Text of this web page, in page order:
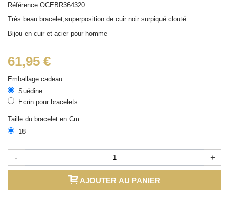
Référence OCEBR364320
Très beau bracelet,superposition de cuir noir surpiqué clouté.
Bijou en cuir et acier pour homme
61,95 €
Emballage cadeau
Suédine
Ecrin pour bracelets
Taille du bracelet en Cm
18
- +
AJOUTER AU PANIER